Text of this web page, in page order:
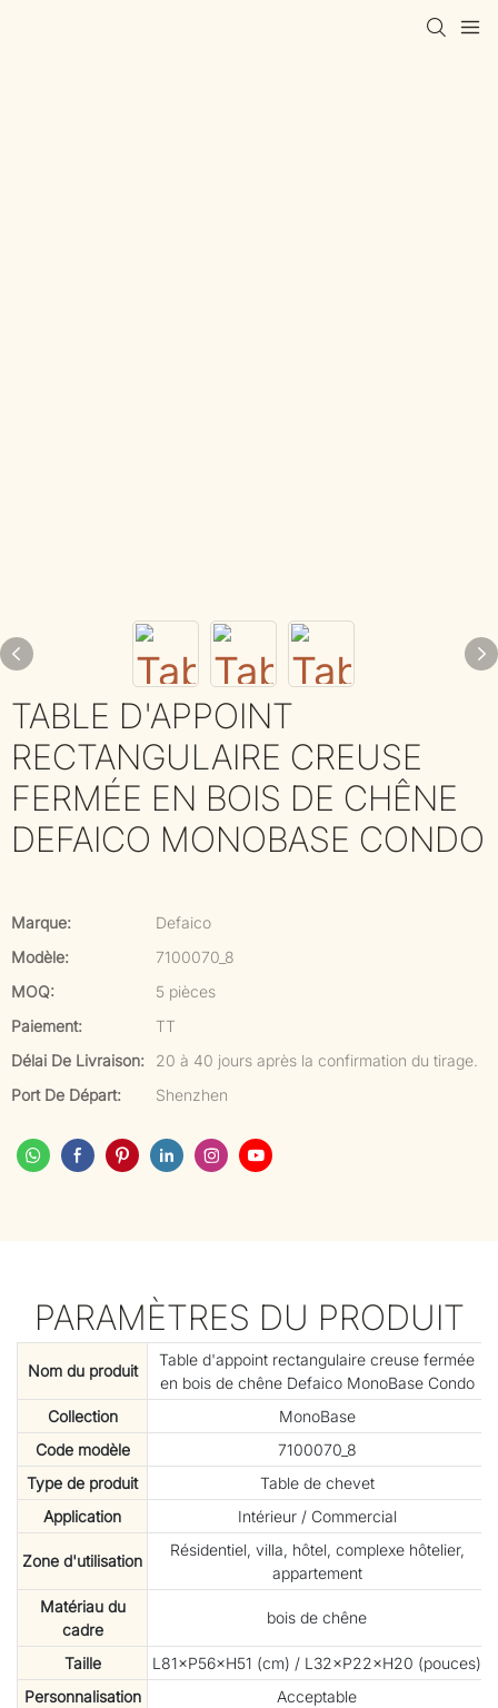
TABLE D'APPOINT
RECTANGULAIRE CREUSE
FERMÉE EN BOIS DE CHÊNE
DEFAICO MONOBASE CONDO
Marque:
Defaico
Modèle:
7100070_8
MOQ:
5 pièces
Paiement:
TT
Délai De Livraison:
20 à 40 jours après la confirmation du tirage.
Port De Départ:
Shenzhen
PARAMÈTRES DU PRODUIT
Nom du produit
Table d'appoint rectangulaire creuse fermée
en bois de chêne Defaico MonoBase Condo
Collection
MonoBase
Code modèle
7100070_8
Type de produit
Table de chevet
Application
Intérieur / Commercial
Zone d'utilisation
Résidentiel, villa, hôtel, complexe hôtelier,
appartement
Matériau du
cadre
bois de chêne
Taille
L81×P56×H51 (cm) / L32×P22×H20 (pouces)
Personnalisation
Acceptable